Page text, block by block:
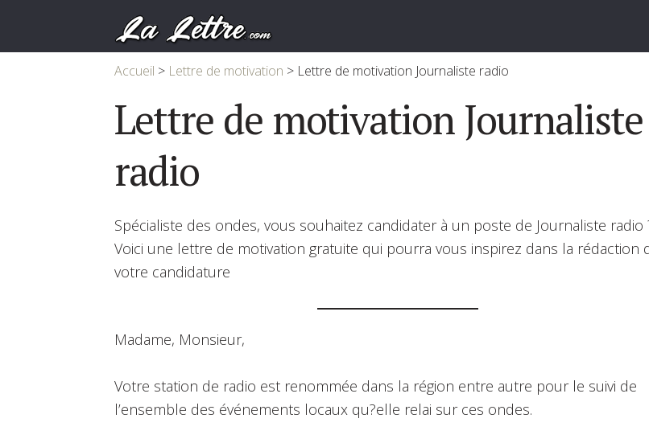
Accueil > Lettre de motivation > Lettre de motivation Journaliste radio
Lettre de motivation Journaliste
radio
Spécialiste des ondes, vous souhaitez candidater à un poste de Journaliste radio
Voici une lettre de motivation gratuite qui pourra vous inspirez dans la rédaction
votre candidature
Madame, Monsieur,
Votre station de radio est renommée dans la région entre autre pour le suivi de
l’ensemble des événements locaux qu?elle relai sur ces ondes.